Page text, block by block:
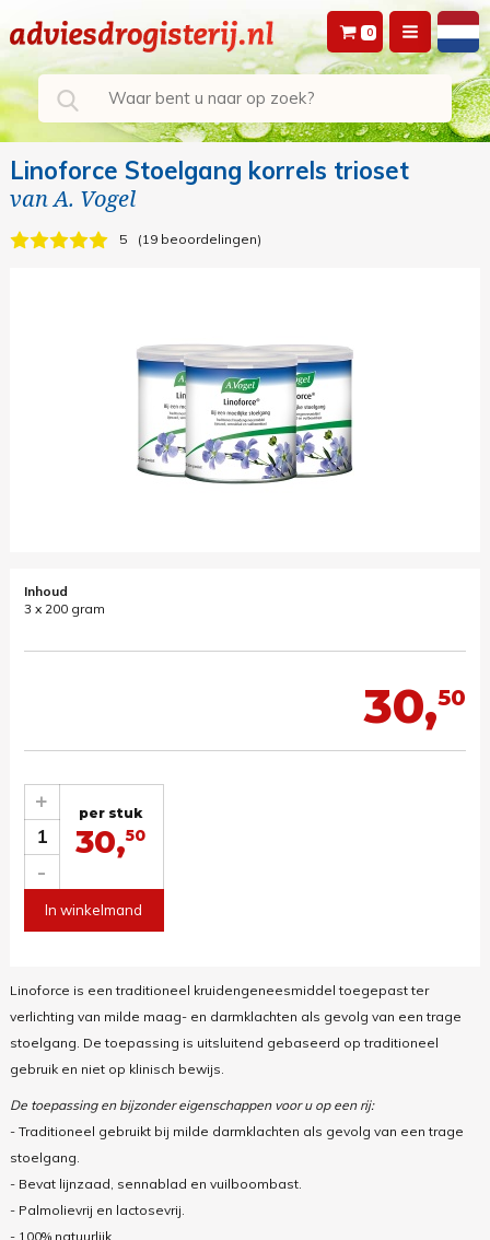
0
Linoforce Stoelgang korrels trioset
vanA. Vogel
5 19 beoordelingen
Inhoud
3 x 200 gram
30,50
1
-
+ per stuk
30,50
In winkelmand
Linoforce is een traditioneel kruidengeneesmiddel toegepast ter
verlichting van milde maag- en darmklachten als gevolg van een trage
stoelgang. De toepassing is uitsluitend gebaseerd op traditioneel
gebruik en niet op klinisch bewijs.
De toepassing en bijzonder eigenschappen voor u op een rij:
- Traditioneel gebruikt bij milde darmklachten als gevolg van een trage
stoelgang.
- Bevat lijnzaad, sennablad en vuilboombast.
- Palmolievrij en lactosevrij.
- 100% natuurlijk